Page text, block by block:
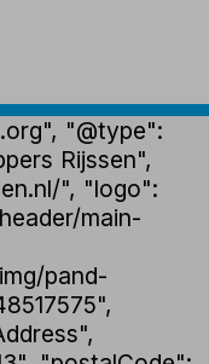
"@type":
Rijssen",
", "logo":
main-
pand-